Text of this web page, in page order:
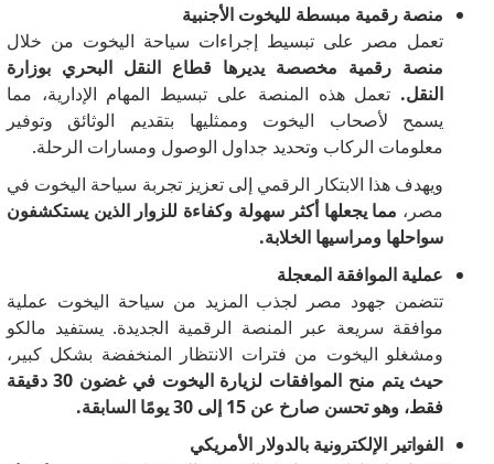
منصة رقمية مبسطة لليخوت الأجنبية
تعمل مصر على تبسيط إجراءات سياحة اليخوت من خلال
منصة رقمية مخصصة يديرها قطاع النقل البحري بوزارة
النقل. تعمل هذه المنصة على تبسيط المهام الإدارية، مما
يسمح لأصحاب اليخوت وممثليها بتقديم الوثائق وتوفير
معلومات الركاب وتحديد جداول الوصول ومسارات الرحلة.
ويهدف هذا الابتكار الرقمي إلى تعزيز تجربة سياحة اليخوت في
مصر، مما يجعلها أكثر سهولة وكفاءة للزوار الذين يستكشفون
سواحلها ومراسيها الخلابة.
عملية الموافقة المعجلة
تتضمن جهود مصر لجذب المزيد من سياحة اليخوت عملية
موافقة سريعة عبر المنصة الرقمية الجديدة. يستفيد مالكو
ومشغلو اليخوت من فترات الانتظار المنخفضة بشكل كبير،
حيث يتم منح الموافقات لزيارة اليخوت في غضون 30 دقيقة
فقط، وهو تحسن صارخ عن 15 إلى 30 يومًا السابقة.
الفواتير الإلكترونية بالدولار الأمريكي